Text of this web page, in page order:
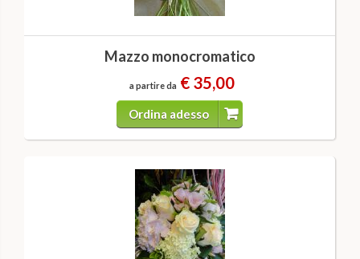
Mazzo monocromatico
a partire da € 35,00
Ordina adesso